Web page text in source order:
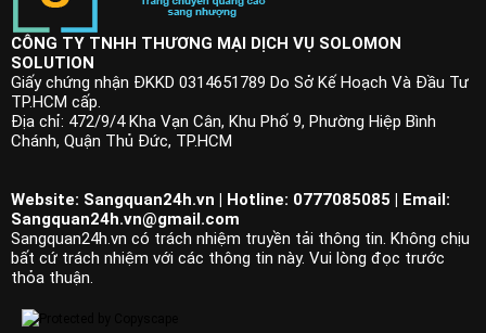
CÔNG TY TNHH THƯƠNG MẠI DỊCH VỤ SOLOMON
SOLUTION
Giấy chứng nhận ĐKKD 0314651789 Do Sở Kế Hoạch Và Đầu Tư
TP.HCM cấp.
Địa chỉ: 472/9/4 Kha Vạn Cân, Khu Phố 9, Phường Hiệp Bình
Chánh, Quận Thủ Đức, TP.HCM
Website: Sangquan24h.vn | Hotline: 0777085085 | Email:
Sangquan24h.vn@gmail.com
Sangquan24h.vn có trách nhiệm truyền tải thông tin. Không chịu
bất cứ trách nhiệm với các thông tin này. Vui lòng đọc trước
thỏa thuận.